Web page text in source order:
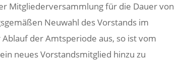
Mitgliederversammlung für die Dauer von
Neuwahl des Vorstands im
der Amtsperiode aus, so ist vom
neues Vorstandsmitglied hinzu zu